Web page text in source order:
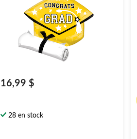
16,99 $
28 en stock